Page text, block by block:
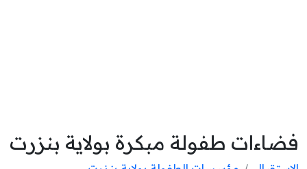
فضاءات طفولة مبكرة بولاية بنزرت